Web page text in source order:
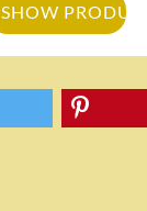
SHOW PRODUCT